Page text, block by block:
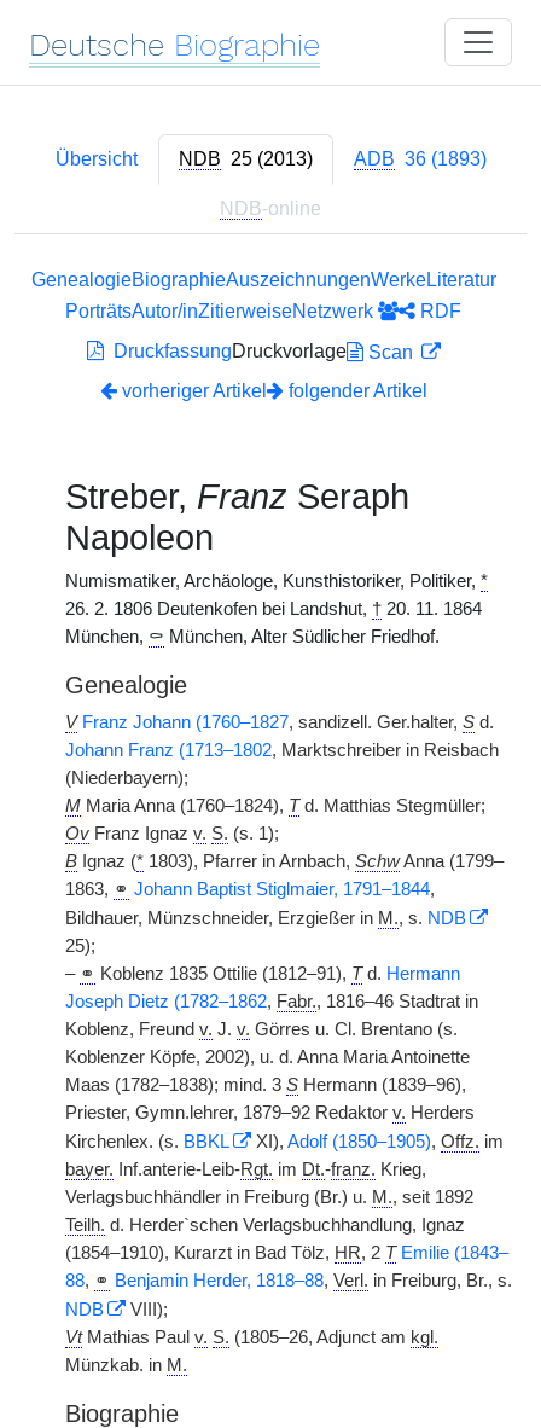
Deutsche Biographie
Übersicht NDB 25 (2013) ADB 36 (1893)
NDB-online
GenealogieBiographieAuszeichnungenWerkeLiteratur
PorträtsAutor/inZitierweiseNetzwerk
RDF
DruckfassungDruckvorlage
Scan
vorheriger Artikel
folgender Artikel
Streber, Franz Seraph
Napoleon
Numismatiker, Archäologe, Kunsthistoriker, Politiker, *
26. 2. 1806 Deutenkofen bei Landshut, † 20. 11. 1864
München, ⚰ München, Alter Südlicher Friedhof.
Genealogie
V Franz Johann (1760–1827, sandizell. Ger.halter, S d.
Johann Franz (1713–1802, Marktschreiber in Reisbach
(Niederbayern);
M Maria Anna (1760–1824), Td. Matthias Stegmüller;
Ov Franz Ignaz v. S. (s. 1);
B Ignaz (* 1803), Pfarrer in Arnbach, SchwAnna (1799–
1863, ⚭ Johann Baptist Stiglmaier, 1791–1844,
Bildhauer, Münzschneider, Erzgießer in M., s. NDB
25);
– ⚭ Koblenz 1835 Ottilie (1812–91), Td. Hermann
Joseph Dietz (1782–1862, Fabr., 1816–46 Stadtrat in
Koblenz, Freund v. J. v. Görres u. Cl. Brentano (s.
Koblenzer Köpfe, 2002), u. d. Anna Maria Antoinette
Maas (1782–1838); mind. 3 S Hermann (1839–96),
Priester, Gymn.lehrer, 1879–92 Redaktor v. Herders
Kirchenlex. (s. BBKL XI), Adolf (1850–1905), Offz. im
bayer. Inf.anterie-Leib-Rgt. im Dt.-franz. Krieg,
Verlagsbuchhändler in Freiburg (Br.) u. M., seit 1892
Teilh. d. Herder`schen Verlagsbuchhandlung, Ignaz
(1854–1910), Kurarzt in Bad Tölz, HR, 2 T Emilie (1843–
88, ⚭ Benjamin Herder, 1818–88, Verl. in Freiburg, Br., s.
NDB
VIII);
VtMathias Paul v. S. (1805–26, Adjunct am kgl.
Münzkab. in M.
Biographie